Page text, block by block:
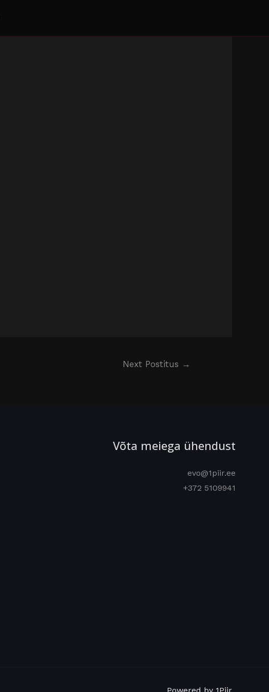
Next Postitus →
Võta meiega ühendust
evo@1piir.ee
+372 5109941